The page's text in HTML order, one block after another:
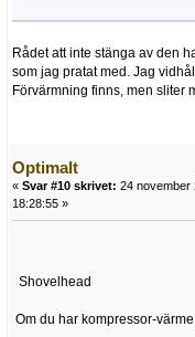
Rådet att inte stänga av den
som jag pratat med. Jag
Förvärmning finns, men sliter
Optimalt
« Svar #10 skrivet: 24 november
18:28:55 »
Shovelhead
Om du har kompressor-